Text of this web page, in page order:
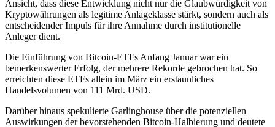
Ansicht, dass diese Entwicklung nicht nur die Glaubwürdigkeit von
Kryptowährungen als legitime Anlageklasse stärkt, sondern auch als
entscheidender Impuls für ihre Annahme durch institutionelle
Anleger dient.
Die Einführung von Bitcoin-ETFs Anfang Januar war ein
bemerkenswerter Erfolg, der mehrere Rekorde gebrochen hat. So
erreichten diese ETFs allein im März ein erstaunliches
Handelsvolumen von 111 Mrd. USD.
Darüber hinaus spekulierte Garlinghouse über die potenziellen
Auswirkungen der bevorstehenden Bitcoin-Halbierung und deutete